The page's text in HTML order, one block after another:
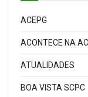
ACEPG
ACONTECE NA
ATUALIDADES
BOA VISTA SCPC